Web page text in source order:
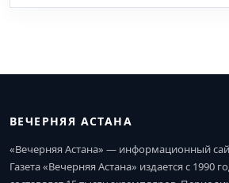
ВЕЧЕРНЯЯ АСТАНА
«Вечерняя Астана» — информационный
Газета «Вечерняя Астана» издается с 1990